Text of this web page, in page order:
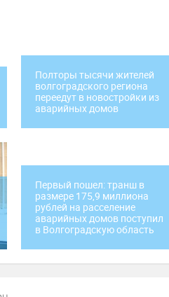
Полторы тысячи жителей
волгоградского региона
переедут в новостройки из
аварийных домов
Первый пошел: транш в
размере 175,9 миллиона
рублей на расселение
аварийных домов поступил
в Волгоградскую область